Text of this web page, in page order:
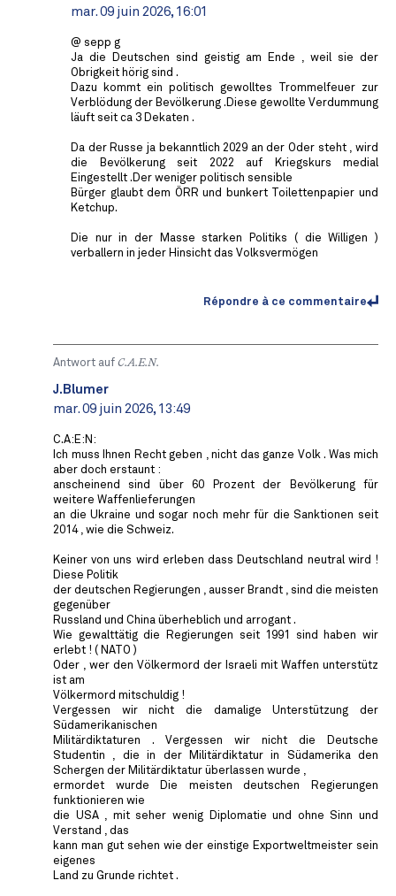
mar. 09 juin 2026, 16:01
@ sepp g
Ja die Deutschen sind geistig am Ende , weil sie der
Obrigkeit hörig sind .
Dazu kommt ein politisch gewolltes Trommelfeuer zur
Verblödung der Bevölkerung .Diese gewollte Verdummung
läuft seit ca 3 Dekaten .
Da der Russe ja bekanntlich 2029 an der Oder steht , wird
die Bevölkerung seit 2022 auf Kriegskurs medial
Eingestellt .Der weniger politisch sensible
Bürger glaubt dem ÖRR und bunkert Toilettenpapier und
Ketchup.
Die nur in der Masse starken Politiks ( die Willigen )
verballern in jeder Hinsicht das Volksvermögen
Répondre à ce commentaire
Antwort auf C.A.E.N.
J.Blumer
mar. 09 juin 2026, 13:49
C.A:E:N:
Ich muss Ihnen Recht geben , nicht das ganze Volk . Was mich
aber doch erstaunt :
anscheinend sind über 60 Prozent der Bevölkerung für
weitere Waffenlieferungen
an die Ukraine und sogar noch mehr für die Sanktionen seit
2014 , wie die Schweiz.
Keiner von uns wird erleben dass Deutschland neutral wird !
Diese Politik
der deutschen Regierungen , ausser Brandt , sind die meisten
gegenüber
Russland und China überheblich und arrogant .
Wie gewalttätig die Regierungen seit 1991 sind haben wir
erlebt ! ( NATO )
Oder , wer den Völkermord der Israeli mit Waffen unterstütz
ist am
Völkermord mitschuldig !
Vergessen wir nicht die damalige Unterstützung der
Südamerikanischen
Militärdiktaturen . Vergessen wir nicht die Deutsche
Studentin , die in der Militärdiktatur in Südamerika den
Schergen der Militärdiktatur überlassen wurde ,
ermordet wurde Die meisten deutschen Regierungen
funktionieren wie
die USA , mit seher wenig Diplomatie und ohne Sinn und
Verstand , das
kann man gut sehen wie der einstige Exportweltmeister sein
eigenes
Land zu Grunde richtet .